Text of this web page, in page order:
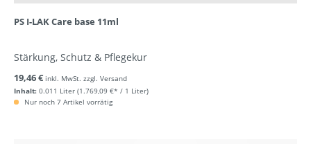
PS I-LAK Care base 11ml
Stärkung, Schutz & Pflegekur
Inhalt: 0.011 Liter (1.769,09 €* / 1 Liter)
19,46 € inkl. MwSt. zzgl. Versand
Nur noch 7 Artikel vorrätig